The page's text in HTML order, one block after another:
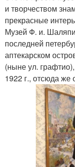
и творчеством
прекрасные
Музей Ф. и.
последней
аптекарском
(ныне ул.
1922 г., отсюда же